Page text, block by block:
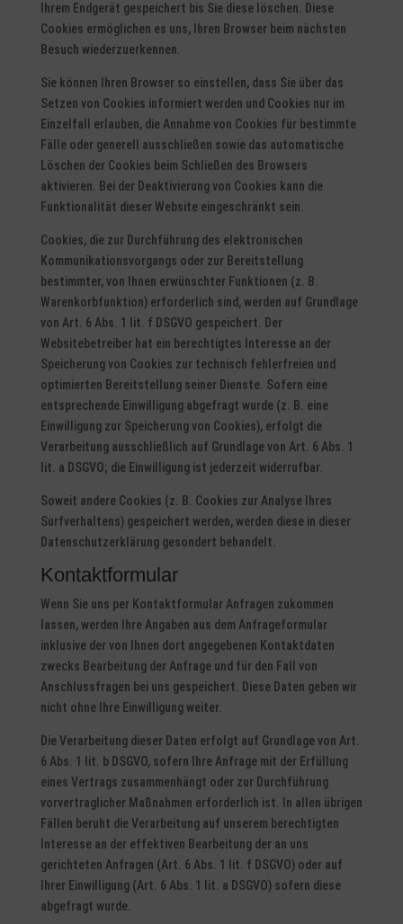
Ihrem Endgerät gespeichert bis Sie diese löschen. Diese
Cookies ermöglichen es uns, Ihren Browser beim nächsten
Besuch wiederzuerkennen.
Sie können Ihren Browser so einstellen, dass Sie über das
Setzen von Cookies informiert werden und Cookies nur im
Einzelfall erlauben, die Annahme von Cookies für bestimmte
Fälle oder generell ausschließen sowie das automatische
Löschen der Cookies beim Schließen des Browsers
aktivieren. Bei der Deaktivierung von Cookies kann die
Funktionalität dieser Website eingeschränkt sein.
Cookies, die zur Durchführung des elektronischen
Kommunikationsvorgangs oder zur Bereitstellung
bestimmter, von Ihnen erwünschter Funktionen (z. B.
Warenkorbfunktion) erforderlich sind, werden auf Grundlage
von Art. 6 Abs. 1 lit. f DSGVO gespeichert. Der
Websitebetreiber hat ein berechtigtes Interesse an der
Speicherung von Cookies zur technisch fehlerfreien und
optimierten Bereitstellung seiner Dienste. Sofern eine
entsprechende Einwilligung abgefragt wurde (z. B. eine
Einwilligung zur Speicherung von Cookies), erfolgt die
Verarbeitung ausschließlich auf Grundlage von Art. 6 Abs. 1
lit. a DSGVO; die Einwilligung ist jederzeit widerrufbar.
Soweit andere Cookies (z. B. Cookies zur Analyse Ihres
Surfverhaltens) gespeichert werden, werden diese in dieser
Datenschutzerklärung gesondert behandelt.
Kontaktformular
Wenn Sie uns per Kontaktformular Anfragen zukommen
lassen, werden Ihre Angaben aus dem Anfrageformular
inklusive der von Ihnen dort angegebenen Kontaktdaten
zwecks Bearbeitung der Anfrage und für den Fall von
Anschlussfragen bei uns gespeichert. Diese Daten geben wir
nicht ohne Ihre Einwilligung weiter.
Die Verarbeitung dieser Daten erfolgt auf Grundlage von Art.
6 Abs. 1 lit. b DSGVO, sofern Ihre Anfrage mit der Erfüllung
eines Vertrags zusammenhängt oder zur Durchführung
vorvertraglicher Maßnahmen erforderlich ist. In allen übrigen
Fällen beruht die Verarbeitung auf unserem berechtigten
Interesse an der effektiven Bearbeitung der an uns
gerichteten Anfragen (Art. 6 Abs. 1 lit. f DSGVO) oder auf
Ihrer Einwilligung (Art. 6 Abs. 1 lit. a DSGVO) sofern diese
abgefragt wurde.